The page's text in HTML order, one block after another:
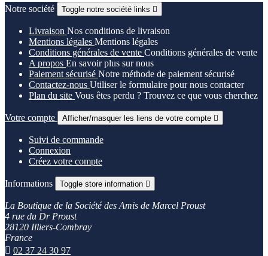
Notre société Toggle notre société links 
Livraison Nos conditions de livraison
Mentions légales Mentions légales
Conditions générales de vente Conditions générales de vente
A propos En savoir plus sur nous
Paiement sécurisé Notre méthode de paiement sécurisé
Contactez-nous Utiliser le formulaire pour nous contacter
Plan du site Vous êtes perdu ? Trouvez ce que vous cherchez
Votre compte Afficher/masquer les liens de votre compte 
Suivi de commande
Connexion
Créez votre compte
Informations Toggle store information 
La Boutique de la Société des Amis de Marcel Proust
4 rue du Dr Proust
28120 Illiers-Combray
France
 02 37 24 30 97